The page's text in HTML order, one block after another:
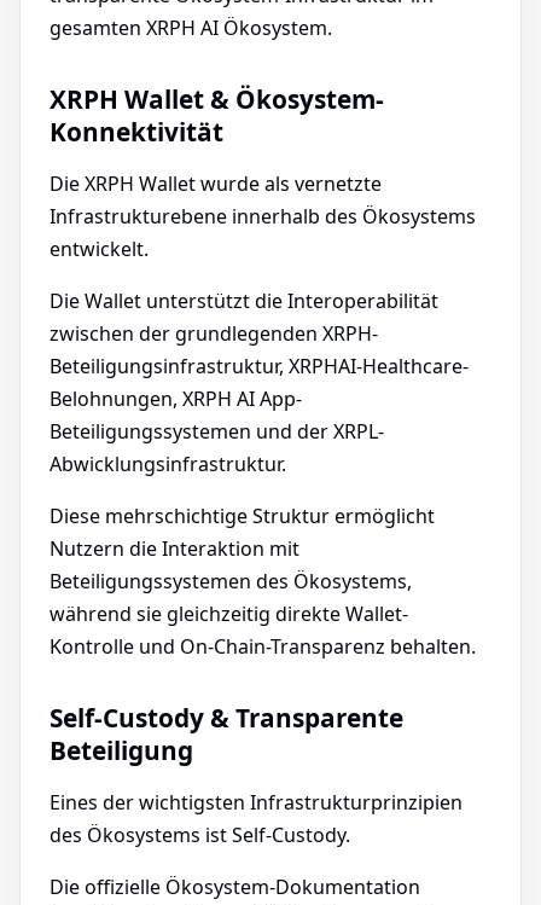
gesamten XRPH AI Ökosystem.
XRPH Wallet & Ökosystem-
Konnektivität
Die XRPH Wallet wurde als vernetzte
Infrastrukturebene innerhalb des Ökosystems
entwickelt.
Die Wallet unterstützt die Interoperabilität
zwischen der grundlegenden XRPH-
Beteiligungsinfrastruktur, XRPHAI-Healthcare-
Belohnungen, XRPH AI App-
Beteiligungssystemen und der XRPL-
Abwicklungsinfrastruktur.
Diese mehrschichtige Struktur ermöglicht
Nutzern die Interaktion mit
Beteiligungssystemen des Ökosystems,
während sie gleichzeitig direkte Wallet-
Kontrolle und On-Chain-Transparenz behalten.
Self-Custody & Transparente
Beteiligung
Eines der wichtigsten Infrastrukturprinzipien
des Ökosystems ist Self-Custody.
Die offizielle Ökosystem-Dokumentation